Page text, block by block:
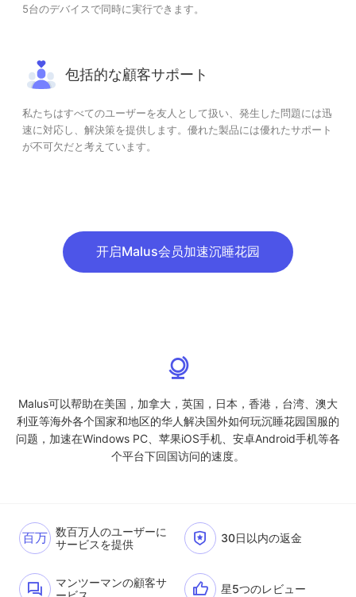
5台のデバイスで同時に実行できます。
包括的な顧客サポート
私たちはすべてのユーザーを友人として扱い、発生した問題には迅
速に対応し、解決策を提供します。優れた製品には優れたサポート
が不可欠だと考えています。
开启Malus会员加速沉睡花园
Malus可以帮助在美国，加拿大，英国，日本，香港，台湾、澳大
利亚等海外各个国家和地区的华人解决国外如何玩沉睡花园国服的
问题，加速在Windows PC、苹果iOS手机、安卓Android手机等各
个平台下回国访问的速度。
百万 数百万人のユーザーに
サービスを提供
30日以内の返金
マンツーマンの顧客サ
星5つのレビュー